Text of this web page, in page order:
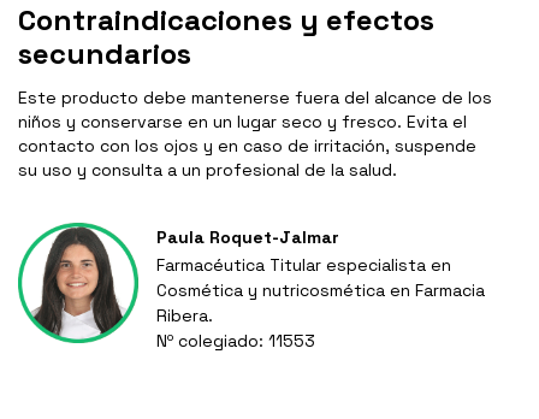
Contraindicaciones y efectos
secundarios
Este producto debe mantenerse fuera del alcance de los
niños y conservarse en un lugar seco y fresco. Evita el
contacto con los ojos y en caso de irritación, suspende
su uso y consulta a un profesional de la salud.
Paula Roquet-Jalmar
Farmacéutica Titular especialista en
Cosmética y nutricosmética en Farmacia
Ribera.
Nº colegiado: 11553